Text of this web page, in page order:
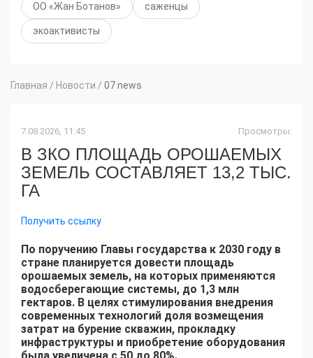
ОО «Жан Ботанов» саженцы
экоактивисты
Главная / Новости / 07 news
7.08.2026, 11:45 Просмотры:
В ЗКО ПЛОЩАДЬ ОРОШАЕМЫХ
ЗЕМЕЛЬ СОСТАВЛЯЕТ 13,2 ТЫС.
ГА
Получить ссылку
По поручению Главы государства к 2030 году в
стране планируется довести площадь
орошаемых земель, на которых применяются
водосберегающие системы, до 1,3 млн
гектаров. В целях стимулирования внедрения
современных технологий доля возмещения
затрат на бурение скважин, прокладку
инфраструктуры и приобретение оборудования